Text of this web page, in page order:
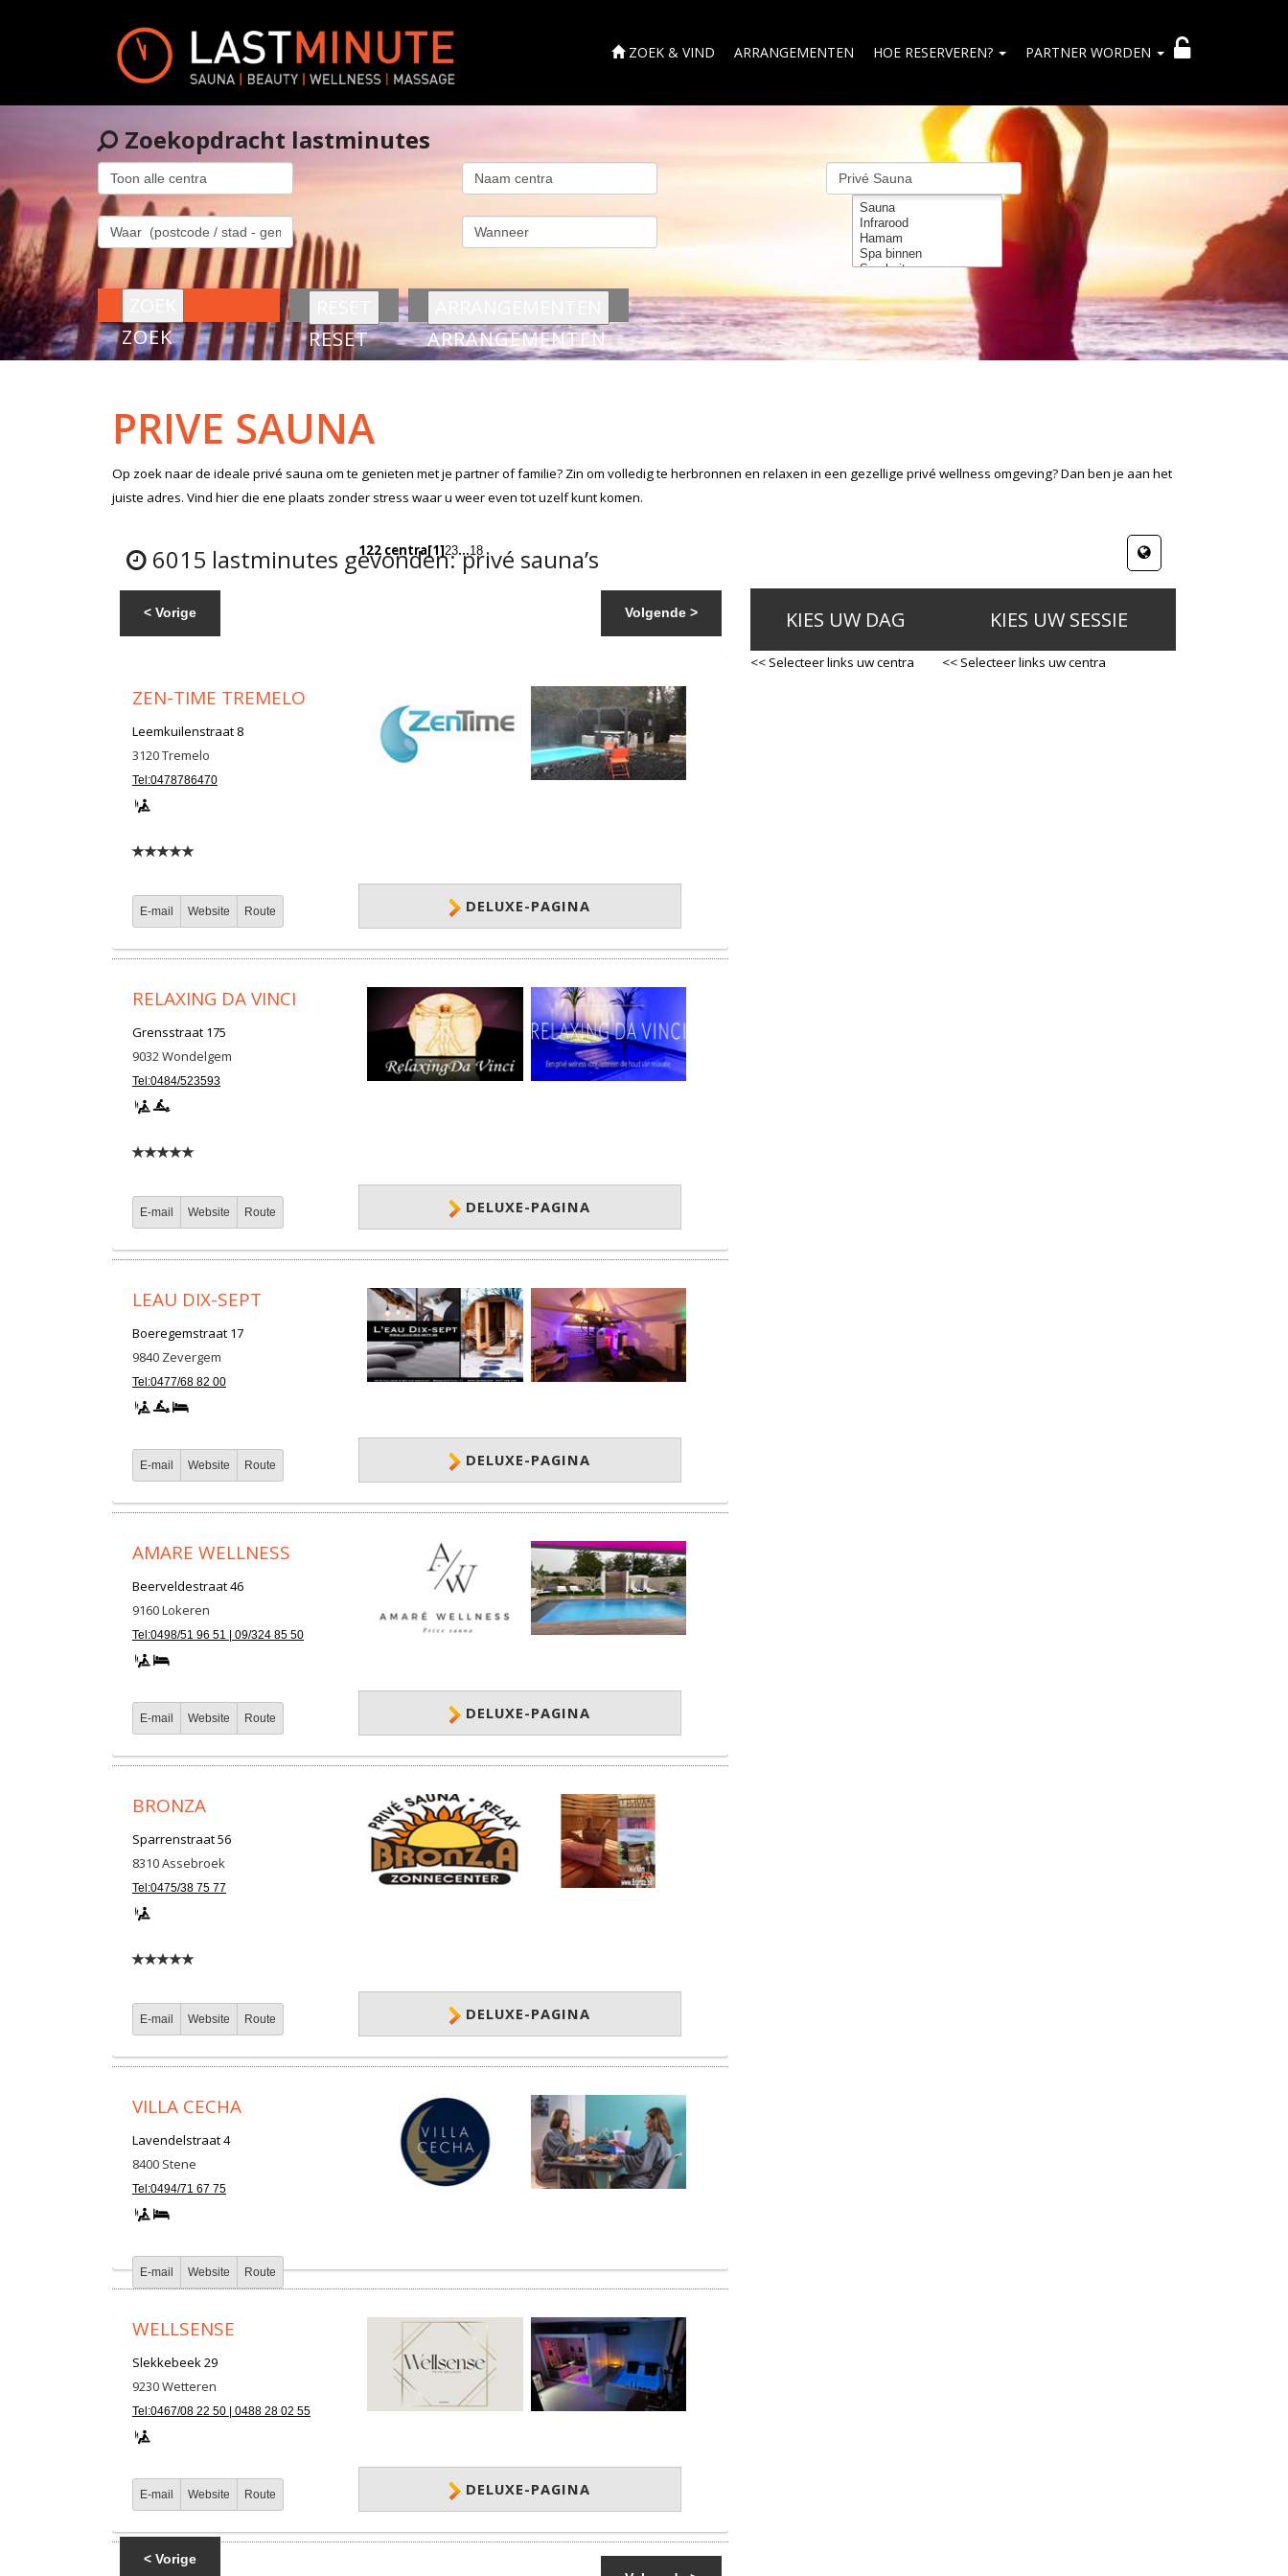
ZOEK & VIND ARRANGEMENTEN HOE RESERVEREN? PARTNER WORDEN
Zoekopdracht lastminutes
ZOEK RESET ARRANGEMENTEN
PRIVE SAUNA
Op zoek naar de ideale privé sauna om te genieten met je partner of familie? Zin om volledig te herbronnen en relaxen in een gezellige privé wellness omgeving? Dan ben je aan het
juiste adres. Vind hier die ene plaats zonder stress waar u weer even tot uzelf kunt komen.
6015 lastminutes gevonden: privé sauna’s
< Vorige Volgende >
122 centra[1]23…18
ZEN-TIME TREMELO
Leemkuilenstraat 8
3120Tremelo
Tel:0478786470
E-mail Website Route DELUXE-PAGINA
RELAXING DA VINCI
Grensstraat 175
9032Wondelgem
Tel:0484/523593
E-mail Website Route DELUXE-PAGINA
LEAU DIX-SEPT
Boeregemstraat 17
9840 Zevergem
Tel:0477/68 82 00
E-mail Website Route DELUXE-PAGINA
AMARE WELLNESS
Beerveldestraat 46
9160Lokeren
Tel:0498/51 96 51 | 09/324 85 50
E-mail Website Route DELUXE-PAGINA
BRONZA
Sparrenstraat 56
8310Assebroek
Tel:0475/38 75 77
E-mail Website Route DELUXE-PAGINA
VILLA CECHA
Lavendelstraat 4
8400 Stene
Tel:0494/71 67 75
E-mail Website Route
WELLSENSE
Slekkebeek 29
9230Wetteren
Tel:0467/08 22 50 | 0488 28 02 55
E-mail Website Route DELUXE-PAGINA
< Vorige
KIES UW DAG
<< Selecteer links uw centra
KIES UW SESSIE
<< Selecteer links uw centra